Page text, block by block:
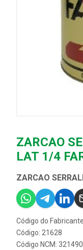
ZARCAO
LAT 1/4
ZARCAO
Código do
Código: 21628
Código NCM: